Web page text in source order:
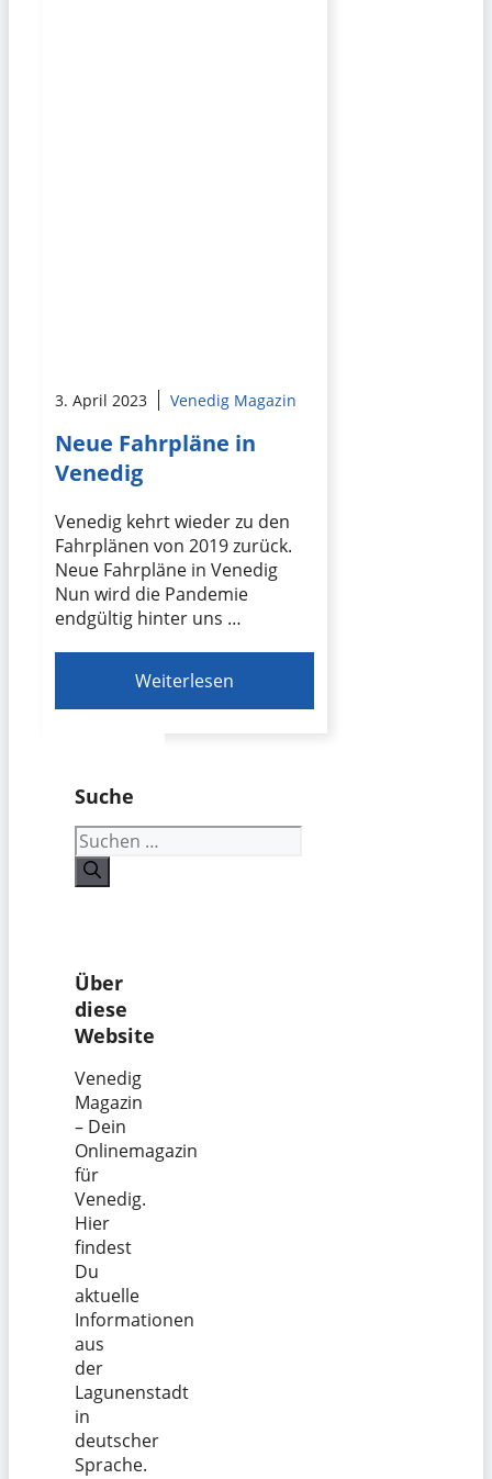
3. April 2023 Venedig Magazin
Neue Fahrpläne in
Venedig
Venedig kehrt wieder zu den
Fahrplänen von 2019 zurück.
Neue Fahrpläne in Venedig
Nun wird die Pandemie
endgültig hinter uns …
Weiterlesen
Suche
Suchen
nach:
Über
diese
Website
Venedig
Magazin
– Dein
Onlinemagazin
für
Venedig.
Hier
findest
Du
aktuelle
Informationen
aus
der
Lagunenstadt
in
deutscher
Sprache.